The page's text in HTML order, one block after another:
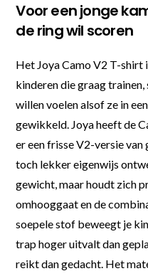
Voor een jonge
de ring wil scoren
Het Joya Camo V2 T-shirt
kinderen die graag
willen voelen alsof ze in
gewikkeld. Joya heeft de
er een frisse V2-versie van
toch lekker eigenwijs
gewicht, maar houdt zich
omhooggaat en de
soepele stof beweegt je
trap hoger uitvalt dan
reikt dan gedacht. Het